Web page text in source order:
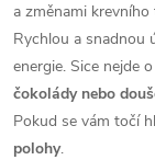
a změnami
Rychlou a snadnou
energie. Sice nejde
čokolády nebo
Pokud se vám točí
polohy.